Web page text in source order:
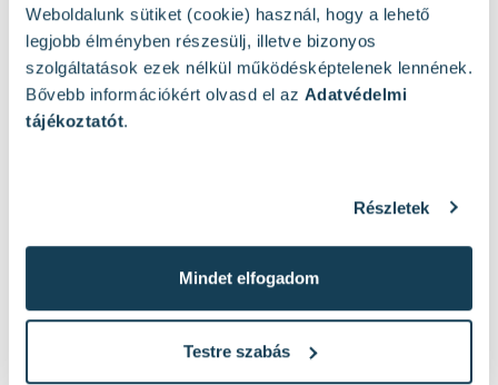
Weboldalunk sütiket (cookie) használ, hogy a lehető
legjobb élményben részesülj, illetve bizonyos
szolgáltatások ezek nélkül működésképtelenek lennének.
Bővebb információkért olvasd el az Adatvédelmi
tájékoztatót.
Részletek
Mindet elfogadom
Testre szabás